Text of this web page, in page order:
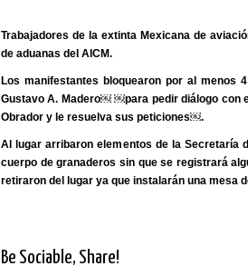
Trabajadores de la extinta Mexicana de
de aduanas del AICM.
Los manifestantes bloquearon por al menos
Gustavo A. Madero￼ ￼para pedir diálogo con
Obrador y le resuelva sus peticiones￼.
Al lugar arribaron elementos de la Secretaría
cuerpo de granaderos sin que se registrará
retiraron del lugar ya que instalarán una mesa
Be Sociable, Share!